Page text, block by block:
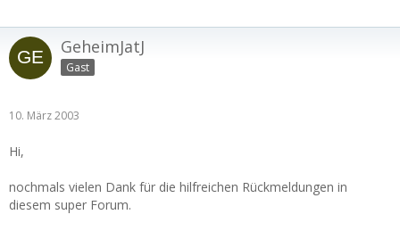
GeheimJatJ
Gast
10. März 2003
Hi,
nochmals vielen Dank für die hilfreichen Rückmeldungen in
diesem super Forum.